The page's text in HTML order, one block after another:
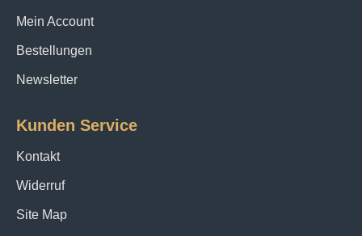
Mein Account
Bestellungen
Newsletter
Kunden Service
Kontakt
Widerruf
Site Map